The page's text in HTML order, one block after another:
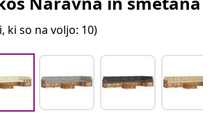
ki so na voljo: 10)